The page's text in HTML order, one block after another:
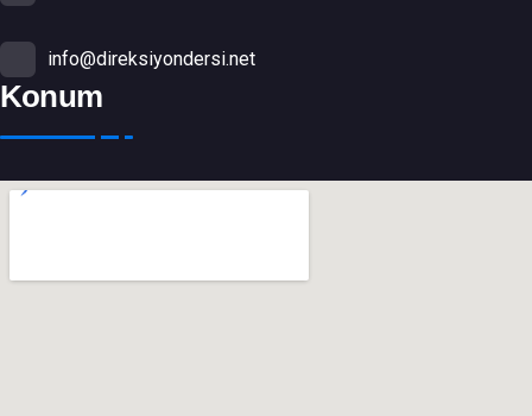
info@direksiyondersi.net
Konum